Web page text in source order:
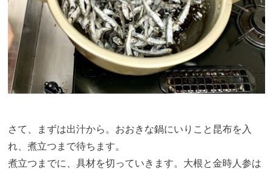
さて、まずは出汁から。おおきな鍋にいりこと昆布を入
れ、煮立つまで待ちます。
煮立つまでに、具材を切っていきます。大根と金時人参は